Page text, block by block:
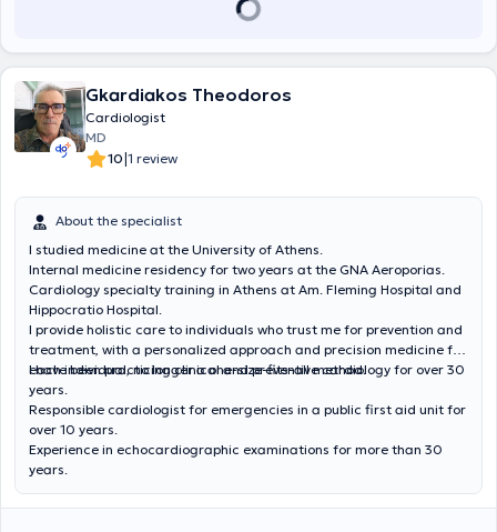
Gkardiakos Theodoros
Cardiologist
MD
10|1 review
About the specialist
I studied medicine at the University of Athens.
Internal medicine residency for two years at the GNA Aeroporias.
Cardiology specialty training in Athens at Am. Fleming Hospital and
Hippocratio Hospital.
I provide holistic care to individuals who trust me for prevention and
treatment, with a personalized approach and precision medicine for
each individual, no longer a one-size-fits-all method.
I have been practicing clinical and preventive cardiology for over 30
years.
Responsible cardiologist for emergencies in a public first aid unit for
over 10 years.
Experience in echocardiographic examinations for more than 30
years.